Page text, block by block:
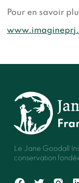
Pour en savoir
Le Jane Goodall
conservation